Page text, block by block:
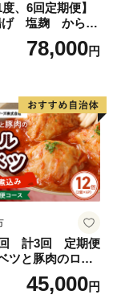
度、6回定期便】
げ 塩麹 からあ
78,000円
回 計3回 定期便
ツと豚肉のロー
（6P入り）
45,000円